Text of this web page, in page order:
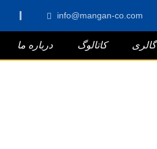
info@mangan-co.com
گالری کاتالوگ درباره ما